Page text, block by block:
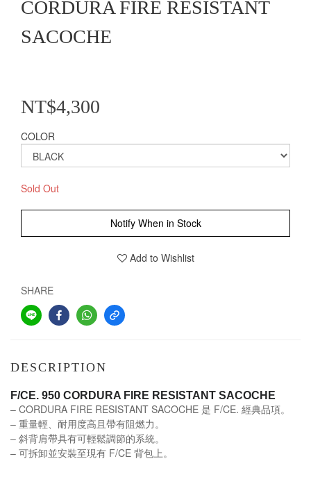
CORDURA FIRE RESISTANT
SACOCHE
NT$4,300
COLOR
Sold Out
Notify When in Stock
Add to Wishlist
SHARE
DESCRIPTION
F/CE. 950 CORDURA FIRE RESISTANT SACOCHE
– CORDURA FIRE RESISTANT SACOCHE 是 F/CE. 經典品項。
– 重量輕、耐用度高且帶有阻燃力。
– 斜背肩帶具有可輕鬆調節的系統。
– 可拆卸並安裝至現有 F/CE 背包上。